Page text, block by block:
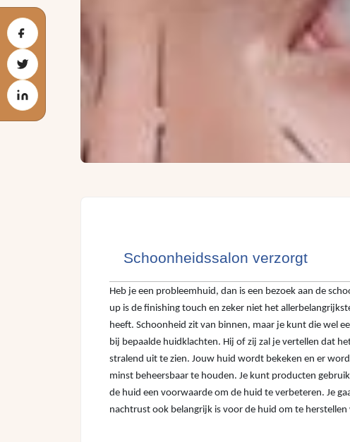
Schoonheidssalon verzorgt
Heb je een probleemhuid, dan is een bezoek aan de
up is de finishing touch en zeker niet het
heeft. Schoonheid zit van binnen, maar je kunt die wel
bij bepaalde huidklachten. Hij of zij zal je vertellen dat
stralend uit te zien. Jouw huid wordt bekeken en er
minst beheersbaar te houden. Je kunt producten
de huid een voorwaarde om de huid te verbeteren. Je
nachtrust ook belangrijk is voor de huid om te herstellen